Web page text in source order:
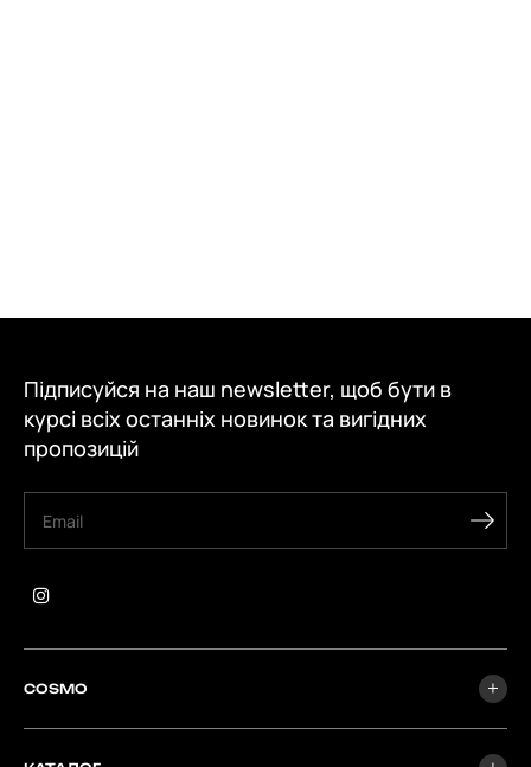
Підписуйся на наш newsletter, щоб бути в
курсі всіх останніх новинок та вигідних
пропозицій
COSMO